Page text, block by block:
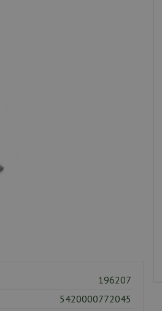
196207
5420000772045